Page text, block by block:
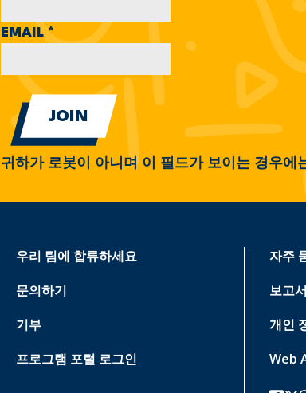
EMAIL*
귀하가 로봇이 아니며 이 필드가 보이는 경우에
우리 팀에 합류하세요
문의하기
기부
프로그램 포털 로그인
자주
보고
개인
Web